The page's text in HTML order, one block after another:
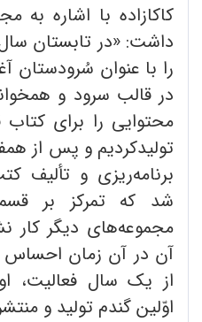
کاکازاده با اشاره به
را با عنوان سُرودستان
در قالب سرود و
محتوایی را برای
تولیدکردیم و پس از
برنامه‌ریزی و تألیف
شد که تمرکز بر
مجموعه‌های دیگر
آن در آن زمان
از یک سال فعالیت‌،
اوّلین گندم تولید و